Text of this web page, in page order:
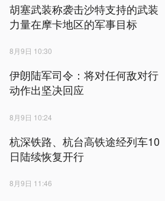
胡塞武装称袭击沙特支持的武装
力量在摩卡地区的军事目标
8月9日 10:30
伊朗陆军司令：将对任何敌对行
动作出坚决回应
8月9日 10:24
杭深铁路、杭台高铁途经列车10
日陆续恢复开行
8月9日 11:46